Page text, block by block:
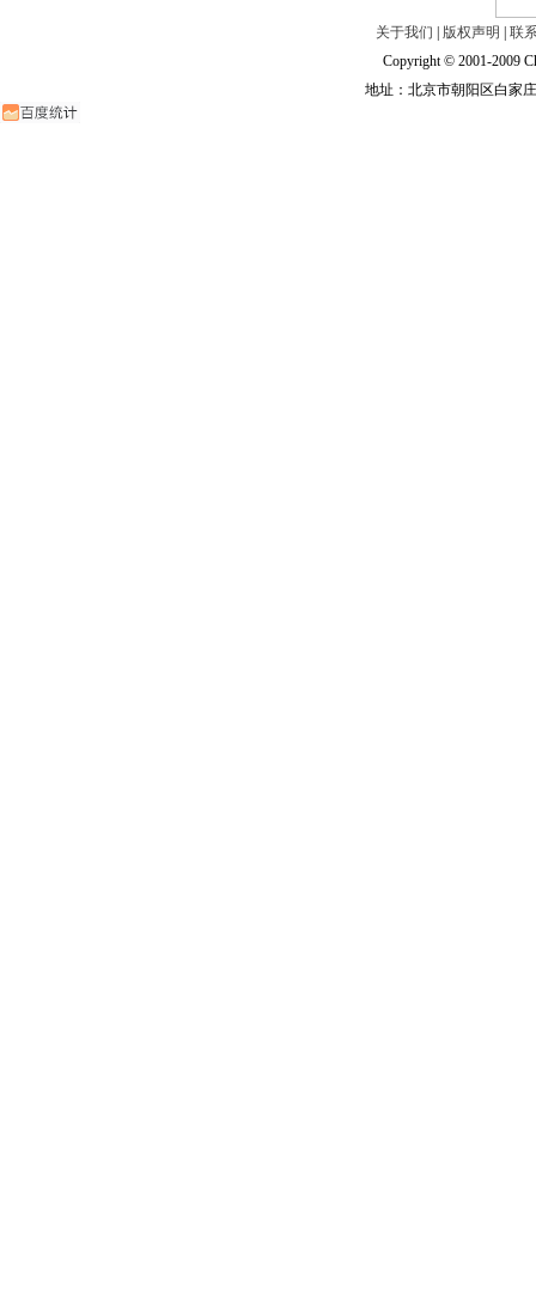
关于我们 版权声明
联
Copyright © 2001-2009
地址：北京市朝阳区白家